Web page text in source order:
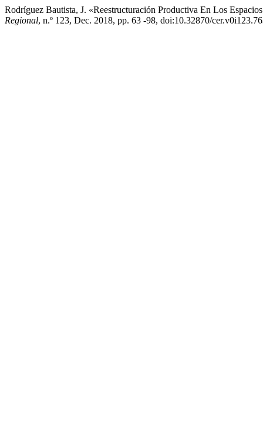
Rodríguez Bautista, J. «Reestructuración Productiva En Los
Regional, n.º 123, Dec. 2018, pp. 63 -98, doi:10.32870/